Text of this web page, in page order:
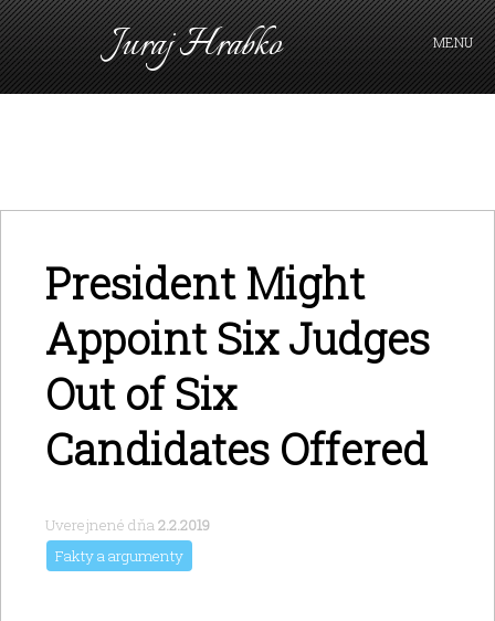
Juraj Hrabko MENU
FAKTY A ARGUMENTY
O MNE
PRIHLÁSIŤ SA
President Might
Appoint Six Judges
Out of Six
Candidates Offered
Uverejnené dňa2.2.2019
Fakty a argumenty